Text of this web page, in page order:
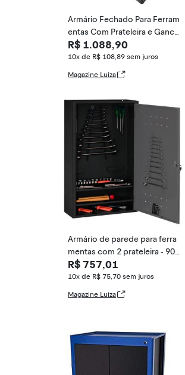
Armário Fechado Para Ferram
entas Com Prateleira e Ganch
os Preto (NA-2)
R$ 1.088,90
10x de R$ 108,89 sem juros
Magazine Luiza
Armário de parede para ferra
mentas com 2 prateleira - 900
09 - Presto
R$ 757,01
10x de R$ 75,70 sem juros
Magazine Luiza